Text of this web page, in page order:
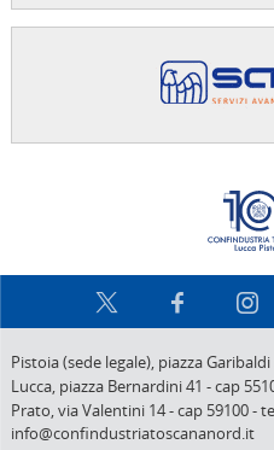
Pistoia (sede legale), piazza Garibaldi
Lucca, piazza Bernardini 41 -cap
Prato,via Valentini 14-cap 59100-
info@confindustriatoscananord.it